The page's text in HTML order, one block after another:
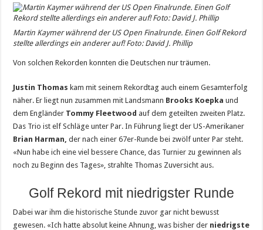
Martin Kaymer während der US Open Finalrunde. Einen Golf Rekord
stellte allerdings ein anderer auf! Foto: David J. Phillip
Von solchen Rekorden konnten die Deutschen nur träumen.
Justin Thomas kam mit seinem Rekordtag auch einem Gesamterfolg
näher. Er liegt nun zusammen mit Landsmann Brooks Koepka und
dem Engländer Tommy Fleetwood auf dem geteilten zweiten Platz.
Das Trio ist elf Schläge unter Par. In Führung liegt der US-Amerikaner
Brian Harman, der nach einer 67er-Runde bei zwölf unter Par steht.
«Nun habe ich eine viel bessere Chance, das Turnier zu gewinnen als
noch zu Beginn des Tages», strahlte Thomas Zuversicht aus.
Golf Rekord mit niedrigster Runde
Dabei war ihm die historische Stunde zuvor gar nicht bewusst
gewesen. «Ich hatte absolut keine Ahnung, was bisher der niedrigste